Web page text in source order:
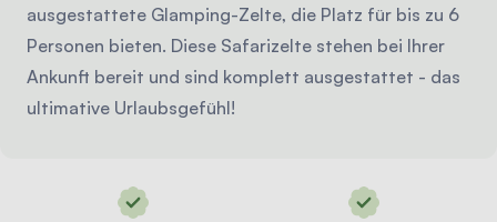
ausgestattete Glamping-Zelte, die Platz für bis zu 6
Personen bieten. Diese Safarizelte stehen bei Ihrer
Ankunft bereit und sind komplett ausgestattet - das
ultimative Urlaubsgefühl!